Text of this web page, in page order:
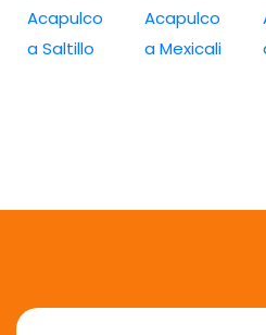
Acapulco
a Saltillo
Acapulco
a Mexicali